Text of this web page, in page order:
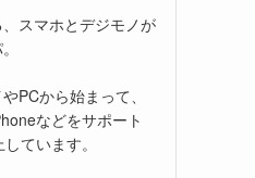
スマホとデジモノが
PCから始まって、
などをサポート
ています。